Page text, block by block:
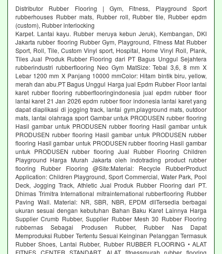
Distributor Rubber Flooring | Gym, Fitness, Playground Sport
rubberhouses Rubber mats, Rubber roll, Rubber tile, Rubber epdm
(custom), Rubber interlocking
Karpet. Lantai kayu. Rubber meruya kebun Jeruk), Kembangan, DKI
Jakarta rubber flooring Rubber Gym, Playground, Fitness Mat Rubber
Sport, Roll, Tile, Custom Vinyl sport, Hospital, Home Vinyl Roll, Plank,
Tiles Jual Produk Rubber Flooring dari PT Bagus Unggul Sejahtera
rubberindustri rubberflooring Neo Gym MatSize: Tebal 3,6, 8 mm X
Lebar 1200 mm X Panjang 10000 mmColor: Hitam bintik biru, yellow,
merah dan abu.PT Bagus Unggul Harga jual Epdm Rubber Floor lantai
karet rubber flooring rubberflooringindonesia jual epdm rubber floor
lantai karet 21 Jan 2026 epdm rubber floor indonesia lantai karet yang
dapat diaplikasi di jogging track, lantai gym,playground mats, outdoor
mats, lantai olahraga sport Gambar untuk PRODUSEN rubber flooring
Hasil gambar untuk PRODUSEN rubber flooring Hasil gambar untuk
PRODUSEN rubber flooring Hasil gambar untuk PRODUSEN rubber
flooring Hasil gambar untuk PRODUSEN rubber flooring Hasil gambar
untuk PRODUSEN rubber flooring Jual Rubber Flooring Children
Playground Harga Murah Jakarta oleh indotrading product rubber
flooring Rubber Flooring @Site:Material: Recycle RubberProduct
Application: Children Playground, Sport Commercial, Water Park, Pool
Deck, Jogging Track, Athletic Jual Produk Rubber Flooring dari PT.
Dhimas Trimitra International mitrainternational rubberflooring Rubber
Paving Wall. Material: NR, SBR, NBR, EPDM dllTersedia berbagai
ukuran sesuai dengan kebutuhan Bahan Baku Karet Lainnya Harga
Supplier Crumb Rubber, Supplier Rubber Mesh 30 Rubber Flooring
rubbernas Sebagai Produsen Rubber, Rubber Nas Dapat
Memproduksi Rubber Tertentu Sesuai Keinginan Pelanggan Termasuk
Rubber Shoes, Lantai Rubber, Rubber RUBBER FLOORING • ALAT